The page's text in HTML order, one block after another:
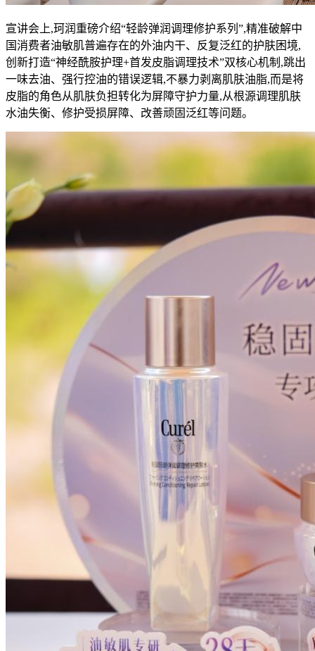
宣讲会上,珂润重磅介绍“轻龄弹润调理修护系列”,精准破解中
国消费者油敏肌普遍存在的外油内干、反复泛红的护肤困境,
创新打造“神经酰胺护理+首发皮脂调理技术”双核心机制,跳出
一味去油、强行控油的错误逻辑,不暴力剥离肌肤油脂,而是将
皮脂的角色从肌肤负担转化为屏障守护力量,从根源调理肌肤
水油失衡、修护受损屏障、改善顽固泛红等问题。